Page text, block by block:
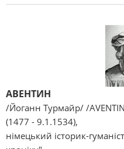
АВЕНТИН
/Йоганн Турмайр/ /
(1477 - 9.1.1534),
німецький історик-